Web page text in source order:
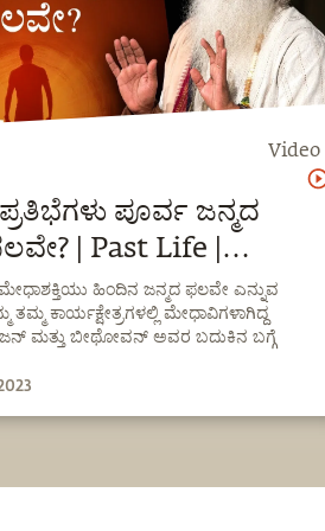
Video
ಪೂರ್ವ ಜನ್ಮದ
| Past Life |
Kannada
ಹಿಂದಿನ ಜನ್ಮದ ಫಲವೇ ಎನ್ನುವ
ತಮ್ಮ ಕಾರ್ಯಕ್ಷೇತ್ರಗಳಲ್ಲಿ ಮೇಧಾವಿಗಳಾಗಿದ್ದ
ಮತ್ತು ಬೀಥೋವನ್ ಅವರ ಬದುಕಿನ ಬಗ್ಗೆ